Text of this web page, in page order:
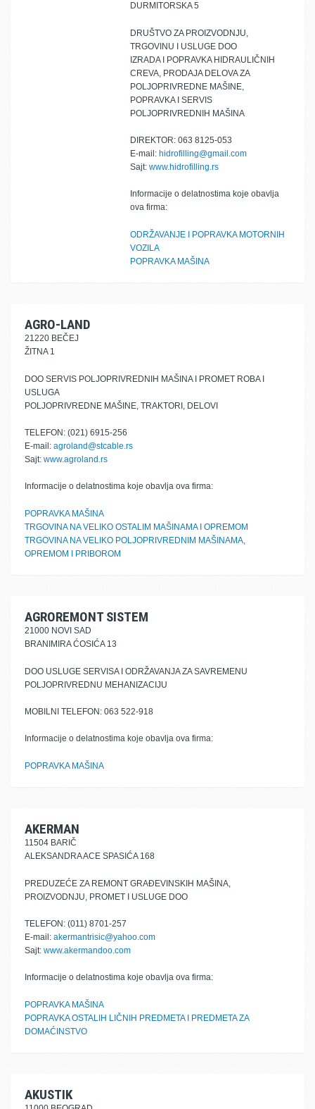
DURMITORSKA 5
DRUŠTVO ZA PROIZVODNJU,
TRGOVINU I USLUGE DOO
IZRADA I POPRAVKA HIDRAULIČNIH
CREVA, PRODAJA DELOVA ZA
POLJOPRIVREDNE MAŠINE,
POPRAVKA I SERVIS
POLJOPRIVREDNIH MAŠINA
DIREKTOR: 063 8125-053
E-mail: hidrofilling@gmail.com
Sajt: www.hidrofilling.rs
Informacije o delatnostima koje obavlja
ova firma:
ODRŽAVANJE I POPRAVKA MOTORNIH
VOZILA
POPRAVKA MAŠINA
AGRO-LAND
21220 BEČEJ
ŽITNA 1
DOO SERVIS POLJOPRIVREDNIH MAŠINA I PROMET ROBA I
USLUGA
POLJOPRIVREDNE MAŠINE, TRAKTORI, DELOVI
TELEFON: (021) 6915-256
E-mail: agroland@stcable.rs
Sajt: www.agroland.rs
Informacije o delatnostima koje obavlja ova firma:
POPRAVKA MAŠINA
TRGOVINA NA VELIKO OSTALIM MAŠINAMA I OPREMOM
TRGOVINA NA VELIKO POLJOPRIVREDNIM MAŠINAMA,
OPREMOM I PRIBOROM
AGROREMONT SISTEM
21000 NOVI SAD
BRANIMIRA ĆOSIĆA 13
DOO USLUGE SERVISA I ODRŽAVANJA ZA SAVREMENU
POLJOPRIVREDNU MEHANIZACIJU
MOBILNI TELEFON: 063 522-918
Informacije o delatnostima koje obavlja ova firma:
POPRAVKA MAŠINA
AKERMAN
11504 BARIČ
ALEKSANDRA ACE SPASIĆA 168
PREDUZEĆE ZA REMONT GRAĐEVINSKIH MAŠINA,
PROIZVODNJU, PROMET I USLUGE DOO
TELEFON: (011) 8701-257
E-mail: akermantrisic@yahoo.com
Sajt: www.akermandoo.com
Informacije o delatnostima koje obavlja ova firma:
POPRAVKA MAŠINA
POPRAVKA OSTALIH LIČNIH PREDMETA I PREDMETA ZA
DOMAĆINSTVO
AKUSTIK